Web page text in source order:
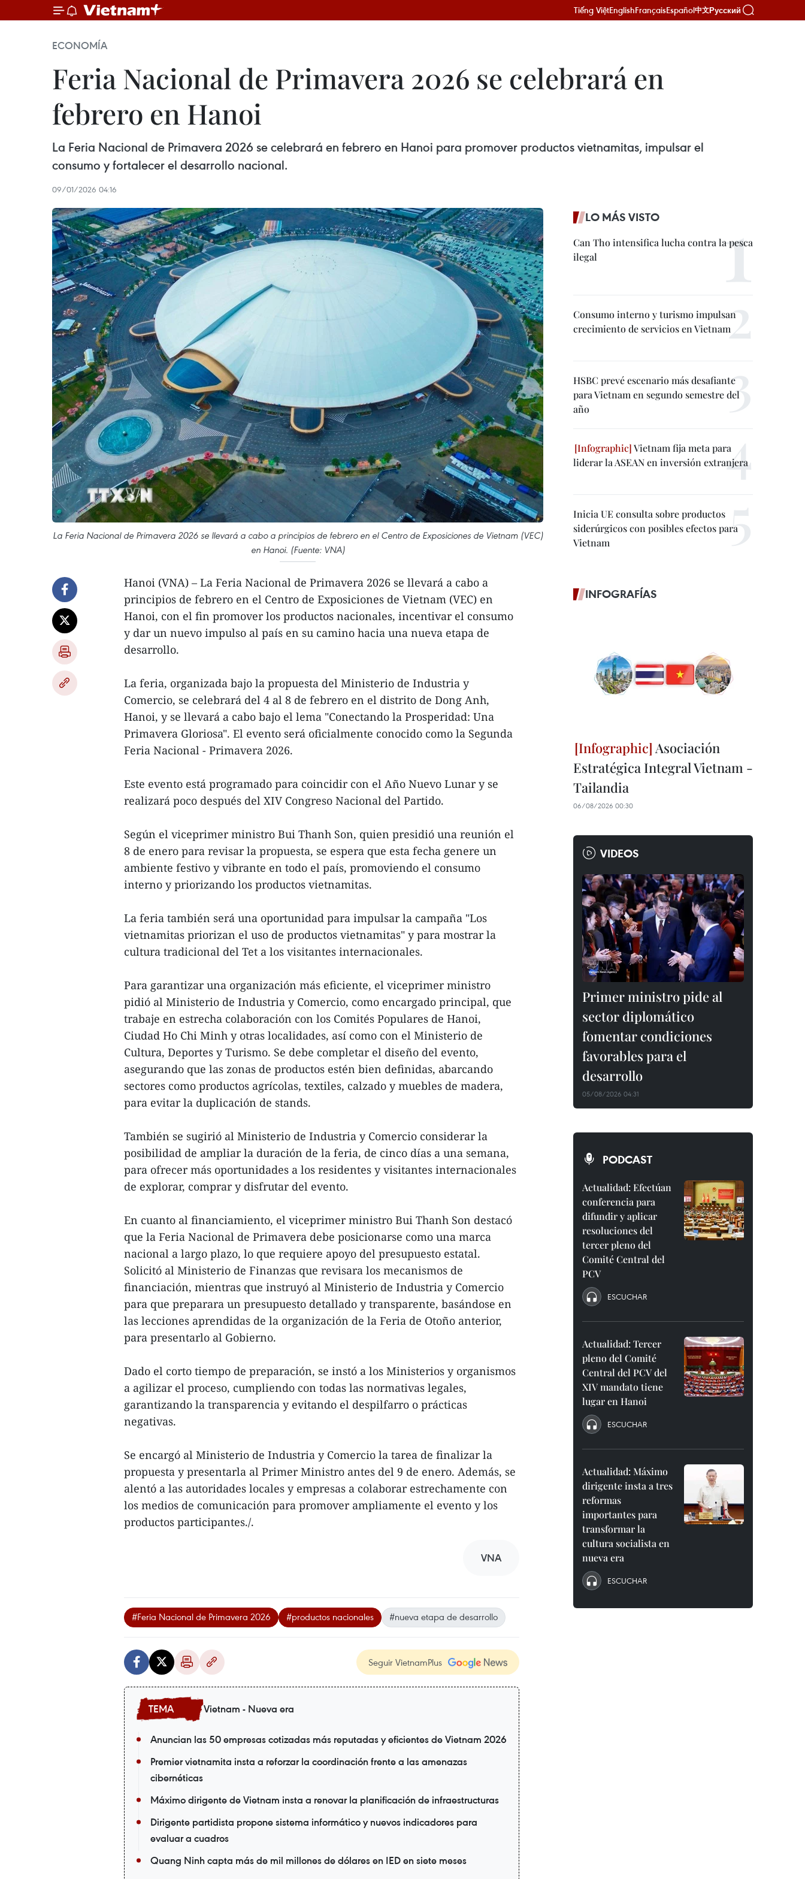
Tiếng ViệtEnglishFrançaisEspañol中文Русский
ECONOMÍA
Feria Nacional de Primavera 2026 se celebrará en
febrero en Hanoi
La Feria Nacional de Primavera 2026 se celebrará en febrero en Hanoi para promover productos vietnamitas, impulsar el
consumo y fortalecer el desarrollo nacional.
09/01/2026 04:16
La Feria Nacional de Primavera 2026 se llevará a cabo a principios de febrero en el Centro de Exposiciones de Vietnam (VEC)
en Hanoi. (Fuente: VNA)
Hanoi (VNA) – La Feria Nacional de Primavera 2026 se llevará a cabo a
principios de febrero en el Centro de Exposiciones de Vietnam (VEC) en
Hanoi, con el fin promover los productos nacionales, incentivar el consumo
y dar un nuevo impulso al país en su camino hacia una nueva etapa de
desarrollo.
La feria, organizada bajo la propuesta del Ministerio de Industria y
Comercio, se celebrará del 4 al 8 de febrero en el distrito de Dong Anh,
Hanoi, y se llevará a cabo bajo el lema "Conectando la Prosperidad: Una
Primavera Gloriosa". El evento será oficialmente conocido como la Segunda
Feria Nacional - Primavera 2026.
Este evento está programado para coincidir con el Año Nuevo Lunar y se
realizará poco después del XIV Congreso Nacional del Partido.
Según el viceprimer ministro Bui Thanh Son, quien presidió una reunión el
8 de enero para revisar la propuesta, se espera que esta fecha genere un
ambiente festivo y vibrante en todo el país, promoviendo el consumo
interno y priorizando los productos vietnamitas.
La feria también será una oportunidad para impulsar la campaña "Los
vietnamitas priorizan el uso de productos vietnamitas" y para mostrar la
cultura tradicional del Tet a los visitantes internacionales.
Para garantizar una organización más eficiente, el viceprimer ministro
pidió al Ministerio de Industria y Comercio, como encargado principal, que
trabaje en estrecha colaboración con los Comités Populares de Hanoi,
Ciudad Ho Chi Minh y otras localidades, así como con el Ministerio de
Cultura, Deportes y Turismo. Se debe completar el diseño del evento,
asegurando que las zonas de productos estén bien definidas, abarcando
sectores como productos agrícolas, textiles, calzado y muebles de madera,
para evitar la duplicación de stands.
También se sugirió al Ministerio de Industria y Comercio considerar la
posibilidad de ampliar la duración de la feria, de cinco días a una semana,
para ofrecer más oportunidades a los residentes y visitantes internacionales
de explorar, comprar y disfrutar del evento.
En cuanto al financiamiento, el viceprimer ministro Bui Thanh Son destacó
que la Feria Nacional de Primavera debe posicionarse como una marca
nacional a largo plazo, lo que requiere apoyo del presupuesto estatal.
Solicitó al Ministerio de Finanzas que revisara los mecanismos de
financiación, mientras que instruyó al Ministerio de Industria y Comercio
para que preparara un presupuesto detallado y transparente, basándose en
las lecciones aprendidas de la organización de la Feria de Otoño anterior,
para presentarlo al Gobierno.
Dado el corto tiempo de preparación, se instó a los Ministerios y organismos
a agilizar el proceso, cumpliendo con todas las normativas legales,
garantizando la transparencia y evitando el despilfarro o prácticas
negativas.
Se encargó al Ministerio de Industria y Comercio la tarea de finalizar la
propuesta y presentarla al Primer Ministro antes del 9 de enero. Además, se
alentó a las autoridades locales y empresas a colaborar estrechamente con
los medios de comunicación para promover ampliamente el evento y los
productos participantes./.
VNA
#Feria Nacional de Primavera 2026 #productos nacionales #nueva etapa de desarrollo
Seguir VietnamPlus
Vietnam - Nueva era
Anuncian las 50 empresas cotizadas más reputadas y eficientes de Vietnam 2026
Premier vietnamita insta a reforzar la coordinación frente a las amenazas
cibernéticas
Máximo dirigente de Vietnam insta a renovar la planificación de infraestructuras
Dirigente partidista propone sistema informático y nuevos indicadores para
evaluar a cuadros
Quang Ninh capta más de mil millones de dólares en IED en siete meses
LO MÁS VISTO
Can Tho intensifica lucha contra la pesca
ilegal
Consumo interno y turismo impulsan
crecimiento de servicios en Vietnam
HSBC prevé escenario más desafiante
para Vietnam en segundo semestre del
año
Vietnam fija meta para
liderar la ASEAN en inversión extranjera
Inicia UE consulta sobre productos
siderúrgicos con posibles efectos para
Vietnam
INFOGRAFÍAS
Asociación
Estratégica Integral Vietnam -
Tailandia
06/08/2026 00:30
VIDEOS
Primer ministro pide al
sector diplomático
fomentar condiciones
favorables para el
desarrollo
05/08/2026 04:31
PODCAST
Actualidad: Efectúan
conferencia para
difundir y aplicar
resoluciones del
tercer pleno del
Comité Central del
PCV
ESCUCHAR
Actualidad: Tercer
pleno del Comité
Central del PCV del
XIV mandato tiene
lugar en Hanoi
ESCUCHAR
Actualidad: Máximo
dirigente insta a tres
reformas
importantes para
transformar la
cultura socialista en
nueva era
ESCUCHAR